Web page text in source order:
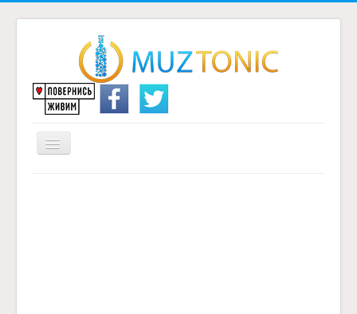
Перемикач
навігації